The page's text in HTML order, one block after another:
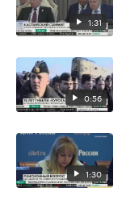
1:31
0:56
1:30